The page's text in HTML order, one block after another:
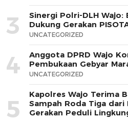
3
Sinergi Polri-DLH
Dukung Gerakan
UNCATEGORIZED
4
Anggota DPRD Wajo
Pembukaan Gebyar
UNCATEGORIZED
5
Kapolres Wajo Terima
Sampah Roda Tiga
Gerakan Peduli